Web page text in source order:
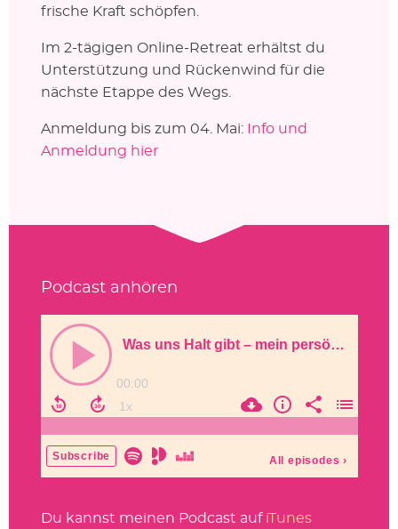
frische Kraft schöpfen.
Im 2-tägigen Online-Retreat erhältst du
Unterstützung und Rückenwind für die
nächste Etappe des Wegs.
Anmeldung bis zum 04. Mai:
Info und
Anmeldung hier
Podcast anhören
Du kannst meinen Podcast auf iTunes